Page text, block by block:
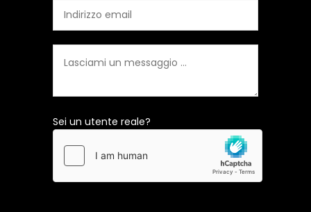
Sei un utente reale?